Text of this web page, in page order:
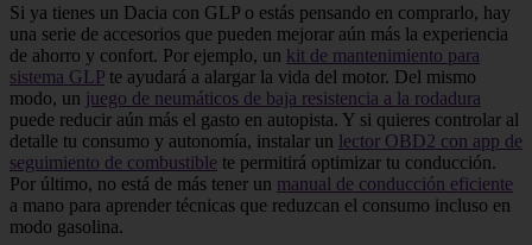
Si ya tienes un Dacia con GLP o estás pensando en comprarlo, hay
una serie de accesorios que pueden mejorar aún más la experiencia
de ahorro y confort. Por ejemplo, un kit de mantenimiento para
sistema GLP te ayudará a alargar la vida del motor. Del mismo
modo, un juego de neumáticos de baja resistencia a la rodadura
puede reducir aún más el gasto en autopista. Y si quieres controlar al
detalle tu consumo y autonomía, instalar un lector OBD2 con app de
seguimiento de combustible te permitirá optimizar tu conducción.
Por último, no está de más tener un manual de conducción eficiente
a mano para aprender técnicas que reduzcan el consumo incluso en
modo gasolina.